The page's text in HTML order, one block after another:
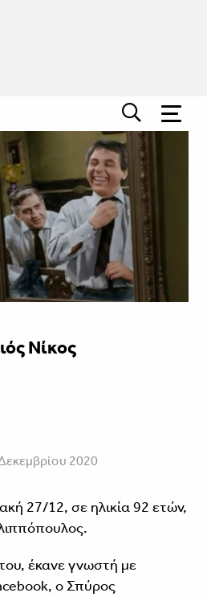
Νίκος
2020
27/12, σε ηλικία 92 ετών,
έκανε γνωστή με
ο Σπύρος